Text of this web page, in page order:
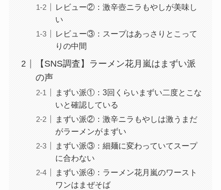
レビュー②：激辛壺ニラもやしが美味し
い
レビュー③：スープはあっさりとこって
りの中間
【SNS調査】ラーメン花月嵐はまずい派
の声
まずい派①：3回くらいまずい二度とこな
いと確認している
まずい派②：激辛ニラもやしは激うまだ
がラーメンがまずい
まずい派③：細麺に変わっていてスープ
に合わない
まずい派④：ラーメン花月嵐のワースト
ワンはまぜそば